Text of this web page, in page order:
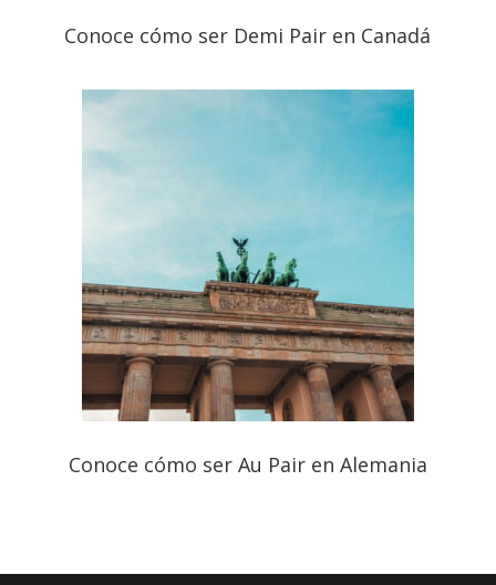
Conoce cómo ser Demi Pair en Canadá
Conoce cómo ser Au Pair en Alemania